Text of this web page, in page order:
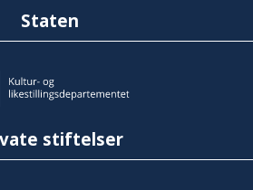
Staten
stiftelser